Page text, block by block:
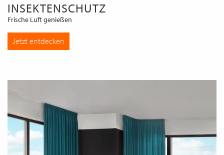
INSEKTENSCHUTZ
Frische Luft genießen
Jetzt entdecken